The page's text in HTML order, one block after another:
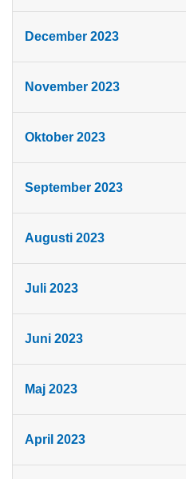
December 2023
November 2023
Oktober 2023
September 2023
Augusti 2023
Juli 2023
Juni 2023
Maj 2023
April 2023